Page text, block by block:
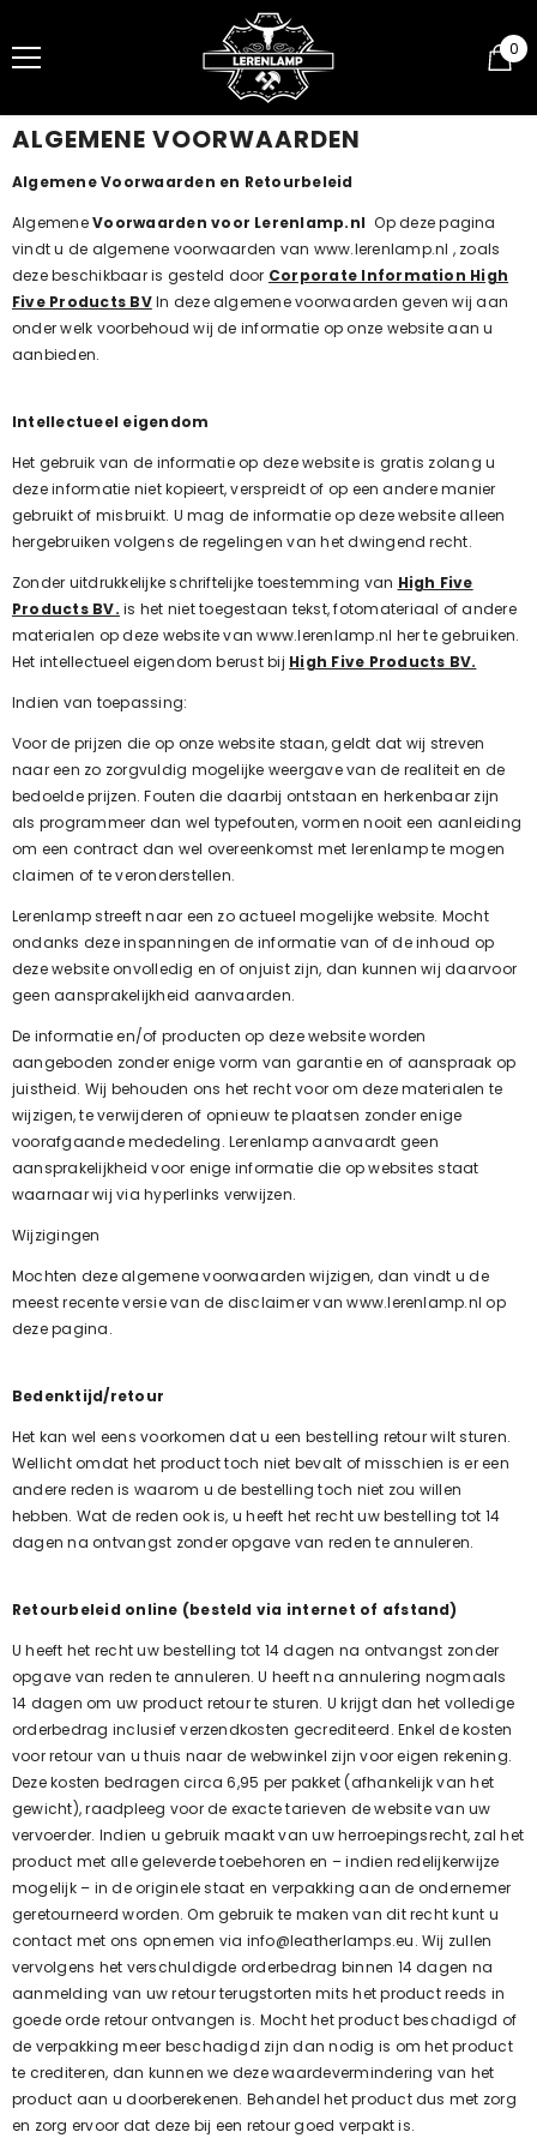
0
0
ALGEMENE VOORWAARDEN
Algemene Voorwaarden en Retourbeleid
AlgemeneVoorwaarden voor Lerenlamp.nl Op deze pagina
vindt u de algemene voorwaarden van www.lerenlamp.nl , zoals
deze beschikbaar is gesteld door Corporate Information High
Five Products BVIn deze algemene voorwaarden geven wij aan
onder welk voorbehoud wij de informatie op onze website aan u
aanbieden.
Intellectueel eigendom
Het gebruik van de informatie op deze website is gratis zolang u
deze informatie niet kopieert, verspreidt of op een andere manier
gebruikt of misbruikt. U mag de informatie op deze website alleen
hergebruiken volgens de regelingen van het dwingend recht.
Zonder uitdrukkelijke schriftelijke toestemming van High Five
Products BV. is het niet toegestaan tekst, fotomateriaal of andere
materialen op deze website van www.lerenlamp.nl her te gebruiken.
Het intellectueel eigendom berust bij High Five Products BV.
Indien van toepassing:
Voor de prijzen die op onze website staan, geldt dat wij streven
naar een zo zorgvuldig mogelijke weergave van de realiteit en de
bedoelde prijzen. Fouten die daarbij ontstaan en herkenbaar zijn
als programmeer dan wel typefouten, vormen nooit een aanleiding
om een contract dan wel overeenkomst met lerenlampte mogen
claimen of te veronderstellen.
Lerenlampstreeft naar een zo actueel mogelijke website. Mocht
ondanks deze inspanningen de informatie van of de inhoud op
deze website onvolledig en of onjuist zijn, dan kunnen wij daarvoor
geen aansprakelijkheid aanvaarden.
De informatie en/of producten op deze website worden
aangeboden zonder enige vorm van garantie en of aanspraak op
juistheid. Wij behouden ons het recht voor om deze materialen te
wijzigen, te verwijderen of opnieuw te plaatsen zonder enige
voorafgaande mededeling.Lerenlampaanvaardt geen
aansprakelijkheid voor enige informatie die op websites staat
waarnaar wij via hyperlinks verwijzen.
Wijzigingen
Mochten deze algemene voorwaarden wijzigen, dan vindt u de
meest recente versie van de disclaimer van www.lerenlamp.nl op
deze pagina.
Bedenktijd/retour
Het kan wel eens voorkomen dat u een bestelling retour wilt sturen.
Wellicht omdat het product toch niet bevalt of misschien is er een
andere reden is waarom u de bestelling toch niet zou willen
hebben. Wat de reden ook is, u heeft het recht uw bestelling tot 14
dagen na ontvangst zonder opgave van reden te annuleren.
Retourbeleid online (besteld via internet of afstand)
U heeft het recht uw bestelling tot 14 dagen na ontvangst zonder
opgave van reden te annuleren. U heeft na annulering nogmaals
14 dagen om uw product retour te sturen. U krijgt dan het volledige
orderbedrag inclusief verzendkosten gecrediteerd. Enkel de kosten
voor retour van u thuis naar de webwinkel zijn voor eigen rekening.
Deze kosten bedragen circa 6,95 per pakket (afhankelijk van het
gewicht), raadpleeg voor de exacte tarieven de website van uw
vervoerder. Indien u gebruik maakt van uw herroepingsrecht, zal het
product met alle geleverde toebehoren en – indien redelijkerwijze
mogelijk – in de originele staat en verpakking aan de ondernemer
geretourneerd worden. Om gebruik te maken van dit recht kunt u
contact met ons opnemen via info@leatherlamps.eu. Wij zullen
vervolgens het verschuldigde orderbedrag binnen 14 dagen na
aanmelding van uw retour terugstorten mits het product reeds in
goede orde retour ontvangen is. Mocht het product beschadigd of
de verpakking meer beschadigd zijn dan nodig is om het product
te crediteren, dan kunnen we deze waardevermindering van het
product aan u doorberekenen. Behandel het product dus met zorg
en zorg ervoor dat deze bij een retour goed verpakt is.